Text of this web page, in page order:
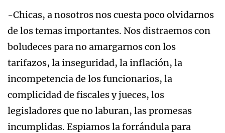
-Chicas, a nosotros nos cuesta poco olvidarnos
de los temas importantes. Nos distraemos con
boludeces para no amargarnos con los
tarifazos, la inseguridad, la inflación, la
incompetencia de los funcionarios, la
complicidad de fiscales y jueces, los
legisladores que no laburan, las promesas
incumplidas. Espiamos la forrándula para